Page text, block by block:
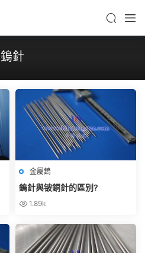
鎢針
金屬鎢
鎢針與铍銅針的區别?
1.89k